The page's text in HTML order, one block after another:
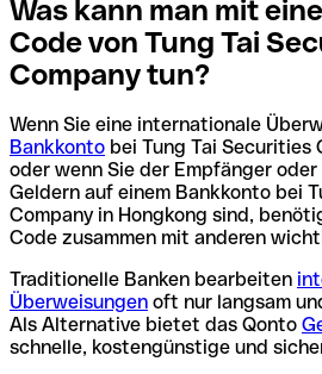
Was kann man mit
Code von Tung Tai
Company tun?
Wenn Sie eine internationale
Bankkonto bei Tung Tai Securities
oder wenn Sie der Empfänger
Geldern auf einem Bankkonto bei
Company in Hongkong sind,
Code zusammen mit anderen
Traditionelle Banken bearbeiten
Überweisungen oft nur langsam
Als Alternative bietet das Qonto
schnelle, kostengünstige und